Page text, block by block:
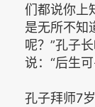
们都说你上
是无所不知
呢？”孔子
说：“后生
孔子拜师7